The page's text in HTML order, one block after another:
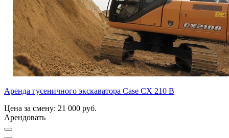
Аренда гусеничного экскаватора Case CX 210 B
Цена за смену: 21 000 руб.
Арендовать